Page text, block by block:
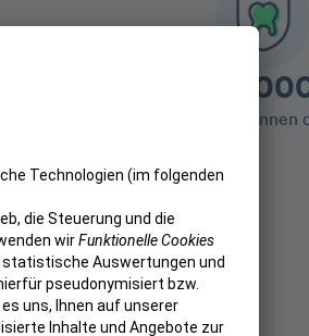
aktive dentolo Kund:innen